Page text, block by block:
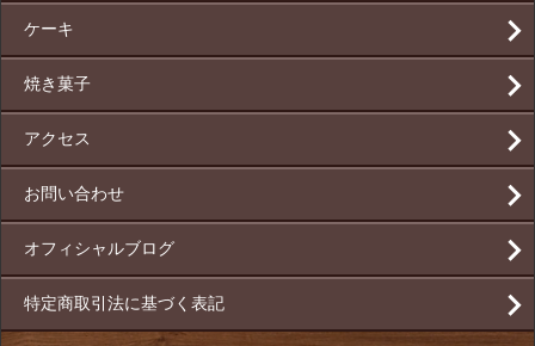
ケーキ
焼き菓子
アクセス
お問い合わせ
オフィシャルブログ
特定商取引法に基づく表記